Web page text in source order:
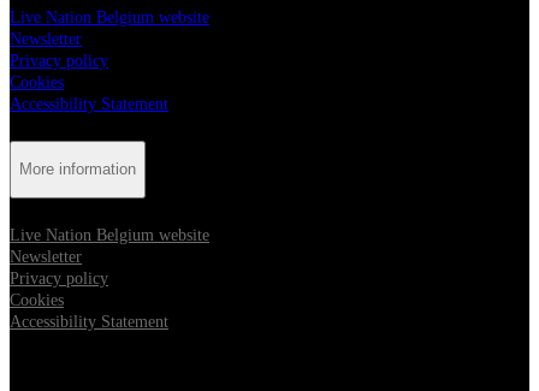
Live Nation Belgium website
Newsletter
Privacy policy
Cookies
Accessibility Statement
More information
Live Nation Belgium website
Newsletter
Privacy policy
Cookies
Accessibility Statement